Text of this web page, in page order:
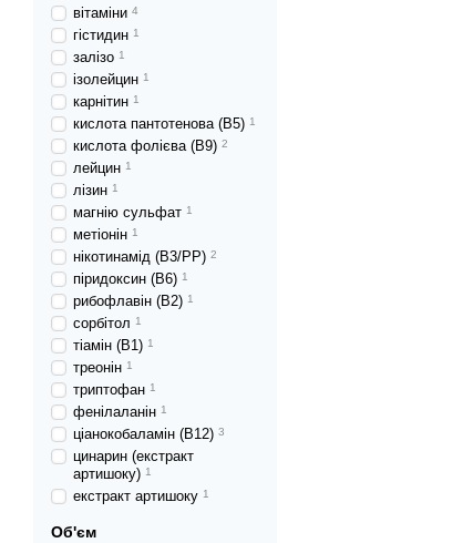
вітаміни 4
гістидин 1
залізо 1
ізолейцин 1
карнітин 1
кислота пантотенова (В5) 1
кислота фолієва (В9) 2
лейцин 1
лізин 1
магнію сульфат 1
метіонін 1
нікотинамід (В3/РР) 2
піридоксин (В6) 1
рибофлавін (В2) 1
сорбітол 1
тіамін (В1) 1
треонін 1
триптофан 1
фенілаланін 1
ціанокобаламін (В12) 3
цинарин (екстракт
артишоку) 1
екстракт артишоку 1
Об'єм